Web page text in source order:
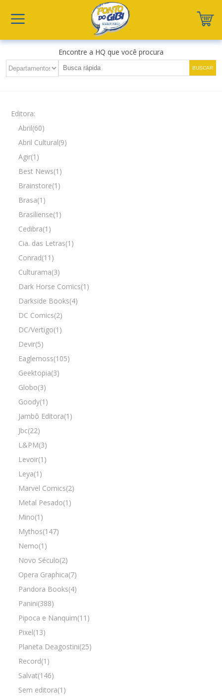
Encontre a HQ que você procura
Editora:
Abril(60)
Abril Cultural(9)
Agir(1)
Best News(1)
Brainstore(1)
Brasa(1)
Brasiliense(1)
Cedibra(1)
Cia. das Letras(1)
Conrad(11)
Culturama(3)
Dark Horse Comics(1)
Darkside Books(4)
DC Comics(2)
DC/Vertigo(1)
Devir(5)
Eaglemoss(105)
Geektopia(3)
Globo(3)
Goody(1)
Jambô Editora(1)
Jbc(22)
L&PM(3)
Levoir(1)
Leya(1)
Marvel Comics(2)
Metal Pesado(1)
Mino(1)
Mythos(147)
Nemo(1)
Novo Século(2)
Opera Graphica(7)
Pandora Books(4)
Panini(388)
Pipoca e Nanquim(11)
Pixel(13)
Planeta Deagostini(25)
Record(1)
Salvat(146)
Sem editora(1)